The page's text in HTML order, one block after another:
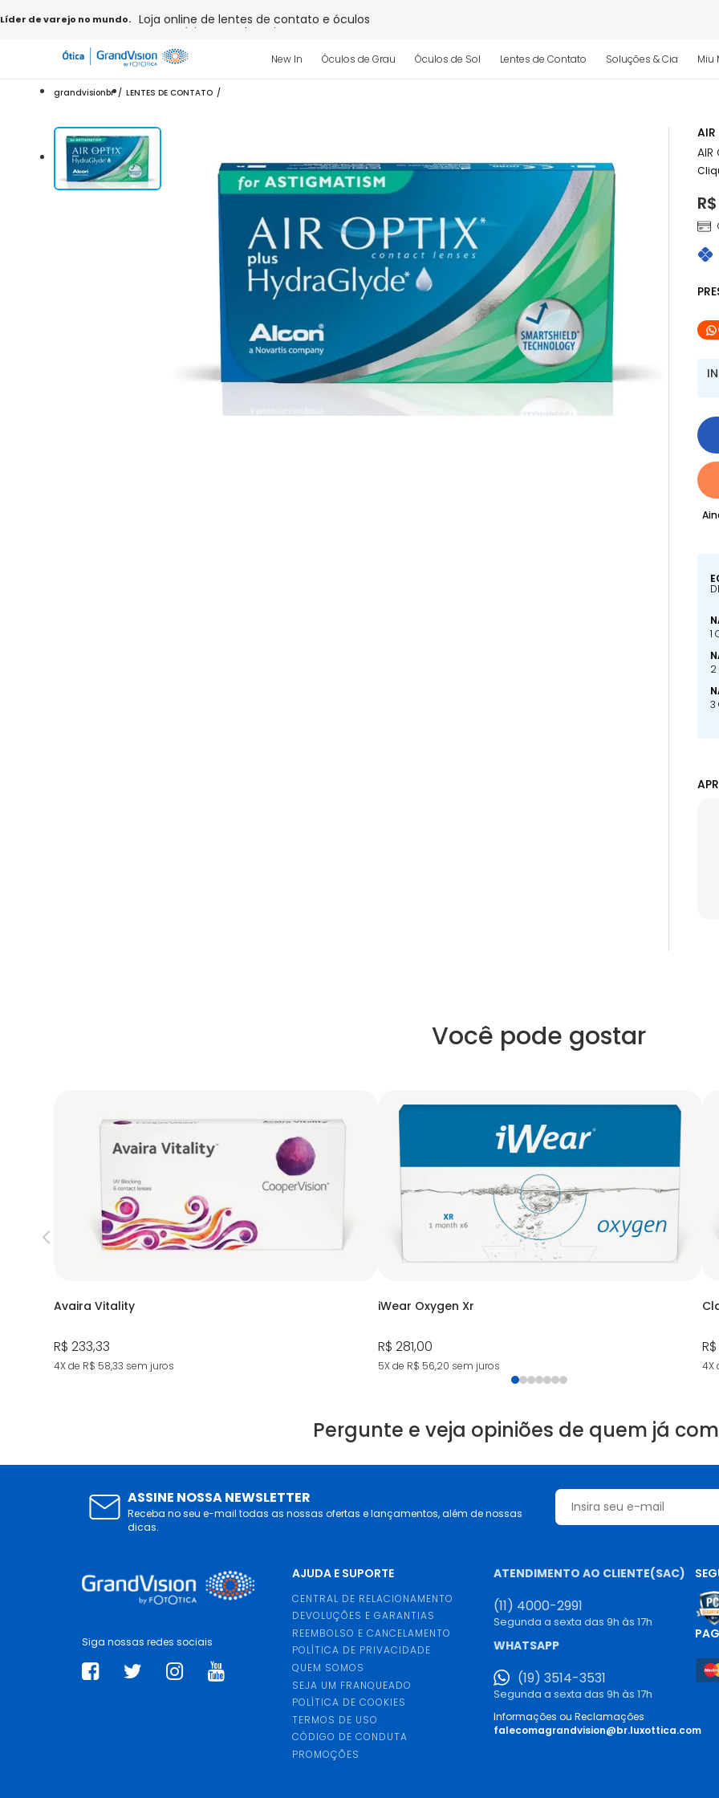
Líder de varejo no mundo.
Loja online de lentes de contato e óculos
Frete grátis em todo o site
10% off pagamento
Entrega para todo Brasil
15% Off na primeira compra (Consulte regulamento)
32% off no combo - cons. reg.
New In Óculos de Grau Óculos de Sol Lentes de Contato Soluções & Cia Miu
grandvisionbr LENTES DE CONTATO
AIR
1
2
3
Você pode gostar
Avaira Vitality
R$ 233,33
4X de R$ 58,33 sem juros
iWear Oxygen Xr
R$ 281,00
5X de R$ 56,20 sem juros
R$
4X
Pergunte e veja opiniões de quem já
ASSINE NOSSA NEWSLETTER
Receba no seu e-mail todas as nossas ofertas e lançamentos, além de nossas
dicas.
Siga nossas redes sociais
AJUDA E SUPORTE
CENTRAL DE RELACIONAMENTO
DEVOLUÇÕES E GARANTIAS
REEMBOLSO E CANCELAMENTO
POLÍTICA DE PRIVACIDADE
QUEM SOMOS
SEJA UM FRANQUEADO
POLÍTICA DE COOKIES
TERMOS DE USO
CÓDIGO DE CONDUTA
PROMOÇÕES
ATENDIMENTO AO CLIENTE(SAC)
(11) 4000-2991
Segunda a sexta das 9h às 17h
WHATSAPP
(19) 3514-3531
Segunda a sexta das 9h às 17h
Informações ou Reclamações
falecomagrandvision@br.luxottica.com